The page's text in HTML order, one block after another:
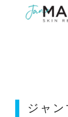
ジャ